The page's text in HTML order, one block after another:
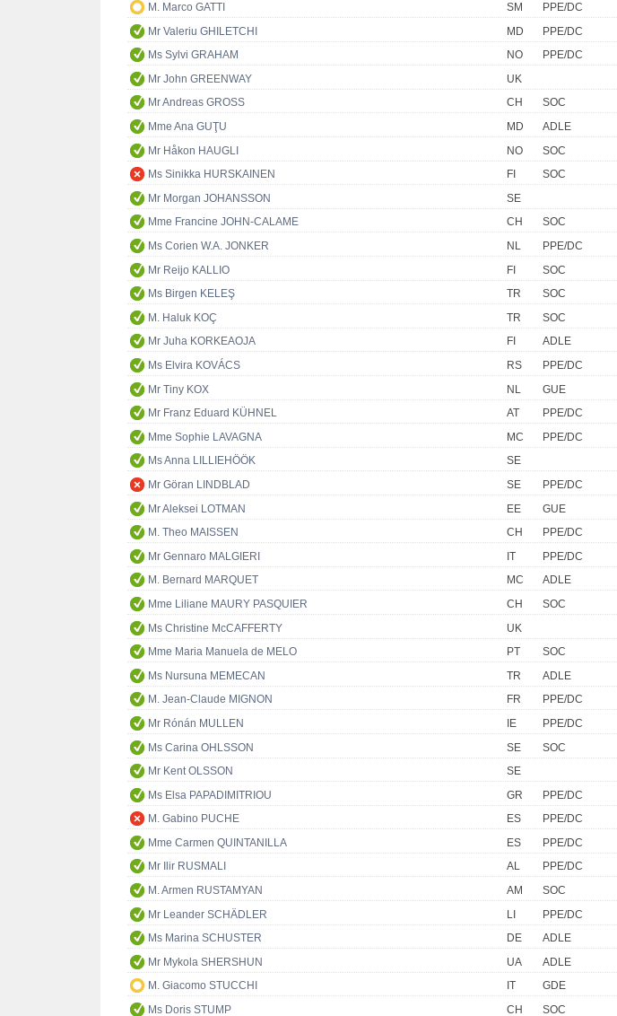
M. Marco GATTI
SM
PPE/DC
Mr Valeriu GHILETCHI
MD
PPE/DC
Ms Sylvi GRAHAM
NO
PPE/DC
Mr John GREENWAY
UK
Mr Andreas GROSS
CH
SOC
Mme Ana GUŢU
MD
ADLE
Mr Håkon HAUGLI
NO
SOC
Ms Sinikka HURSKAINEN
FI
SOC
Mr Morgan JOHANSSON
SE
Mme Francine JOHN-CALAME
CH
SOC
Ms Corien W.A. JONKER
NL
PPE/DC
Mr Reijo KALLIO
FI
SOC
Ms Birgen KELEŞ
TR
SOC
M. Haluk KOÇ
TR
SOC
Mr Juha KORKEAOJA
FI
ADLE
Ms Elvira KOVÁCS
RS
PPE/DC
Mr Tiny KOX
NL
GUE
Mr Franz Eduard KÜHNEL
AT
PPE/DC
Mme Sophie LAVAGNA
MC
PPE/DC
Ms Anna LILLIEHÖÖK
SE
Mr Göran LINDBLAD
SE
PPE/DC
Mr Aleksei LOTMAN
EE
GUE
M. Theo MAISSEN
CH
PPE/DC
Mr Gennaro MALGIERI
IT
PPE/DC
M. Bernard MARQUET
MC
ADLE
Mme Liliane MAURY PASQUIER
CH
SOC
Ms Christine McCAFFERTY
UK
Mme Maria Manuela de MELO
PT
SOC
Ms Nursuna MEMECAN
TR
ADLE
M. Jean-Claude MIGNON
FR
PPE/DC
Mr Rónán MULLEN
IE
PPE/DC
Ms Carina OHLSSON
SE
SOC
Mr Kent OLSSON
SE
Ms Elsa PAPADIMITRIOU
GR
PPE/DC
M. Gabino PUCHE
ES
PPE/DC
Mme Carmen QUINTANILLA
ES
PPE/DC
Mr Ilir RUSMALI
AL
PPE/DC
M. Armen RUSTAMYAN
AM
SOC
Mr Leander SCHÄDLER
LI
PPE/DC
Ms Marina SCHUSTER
DE
ADLE
Mr Mykola SHERSHUN
UA
ADLE
M. Giacomo STUCCHI
IT
GDE
Ms Doris STUMP
CH SOC